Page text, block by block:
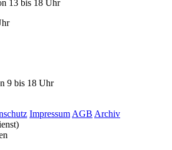
13 bis 18 Uhr
9 bis 18 Uhr
Impressum AGB Archiv